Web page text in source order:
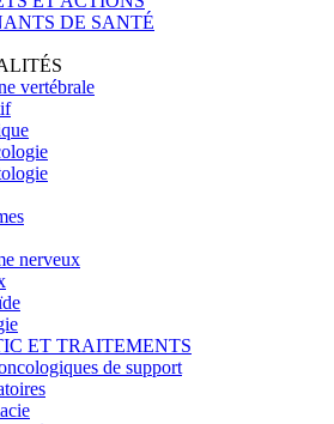
DE SANTÉ
vertébrale
nerveux
ET TRAITEMENTS
de support